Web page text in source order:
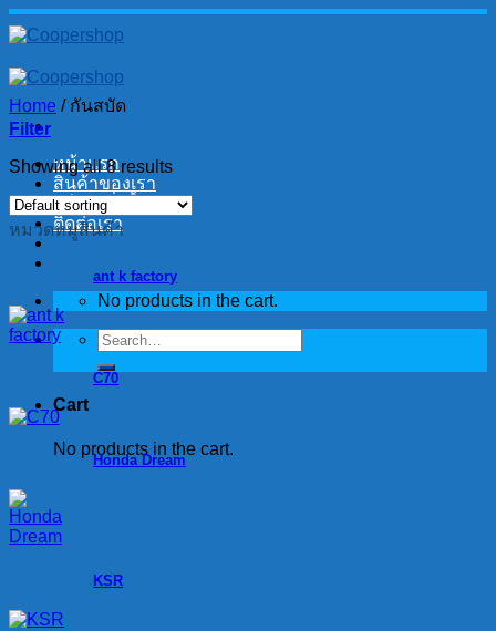
Skip
to
หน้าแรก
สินค้าของเรา
วิธีการสั่งซื้อ
ติดต่อเรา
No products in the cart.
Search
for:
Cart
No products in the cart.
Home /กันสบัด
Filter
Showing all 8 results
หมวดหมู่สินค้า
ant k factory
C70
Honda Dream
KSR